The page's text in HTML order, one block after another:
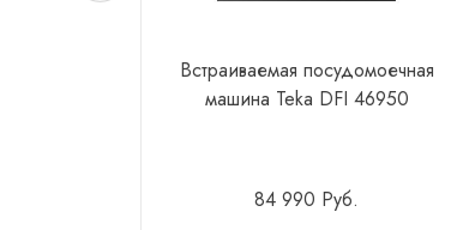
Встраиваемая посудомоечная
машина Teka DFI 46950
84 990 Руб.